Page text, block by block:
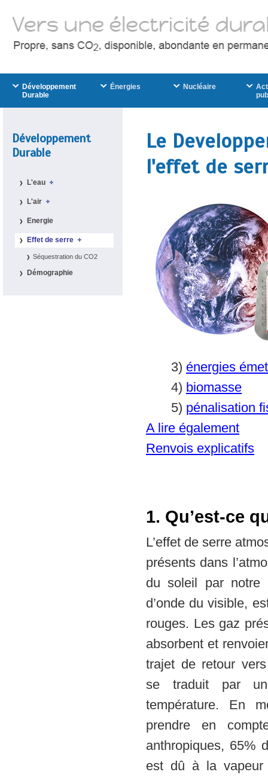
Développement
Durable
L'eau
L'air
Energie
Effet de serre
Séquestration du CO2
Démographie
Le
l'effet de
3) énergies
4) biomasse
5) pénalisation
A lire également
Renvois explicatifs
1. Qu’est-ce
L’effet de serre
présents dans
du soleil par notre
d’onde du visible,
rouges. Les gaz
absorbent et
trajet de retour vers
se traduit par
température. En
prendre en
anthropiques, 65%
est dû à la vapeur
Développement
Durable
Énergies Nucléaire